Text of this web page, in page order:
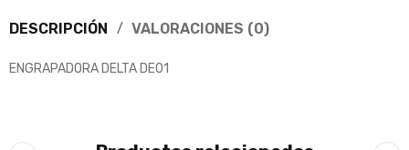
DESCRIPCIÓN VALORACIONES (0)
ENGRAPADORA DELTA DE01